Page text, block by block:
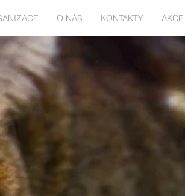
O NÁS KONTAKTY AKCE